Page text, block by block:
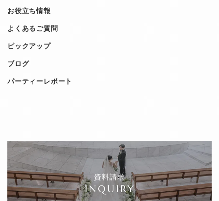
お役立ち情報
よくあるご質問
ピックアップ
ブログ
パーティーレポート
資料請求
INQUIRY